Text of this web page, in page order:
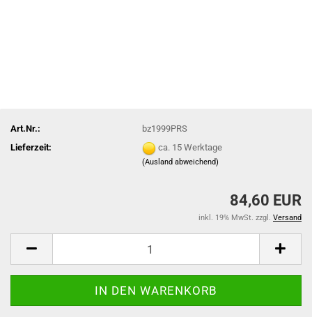
Art.Nr.:
bz1999PRS
Lieferzeit:
ca. 15 Werktage
(Ausland abweichend)
84,60 EUR
inkl. 19% MwSt. zzgl. Versand